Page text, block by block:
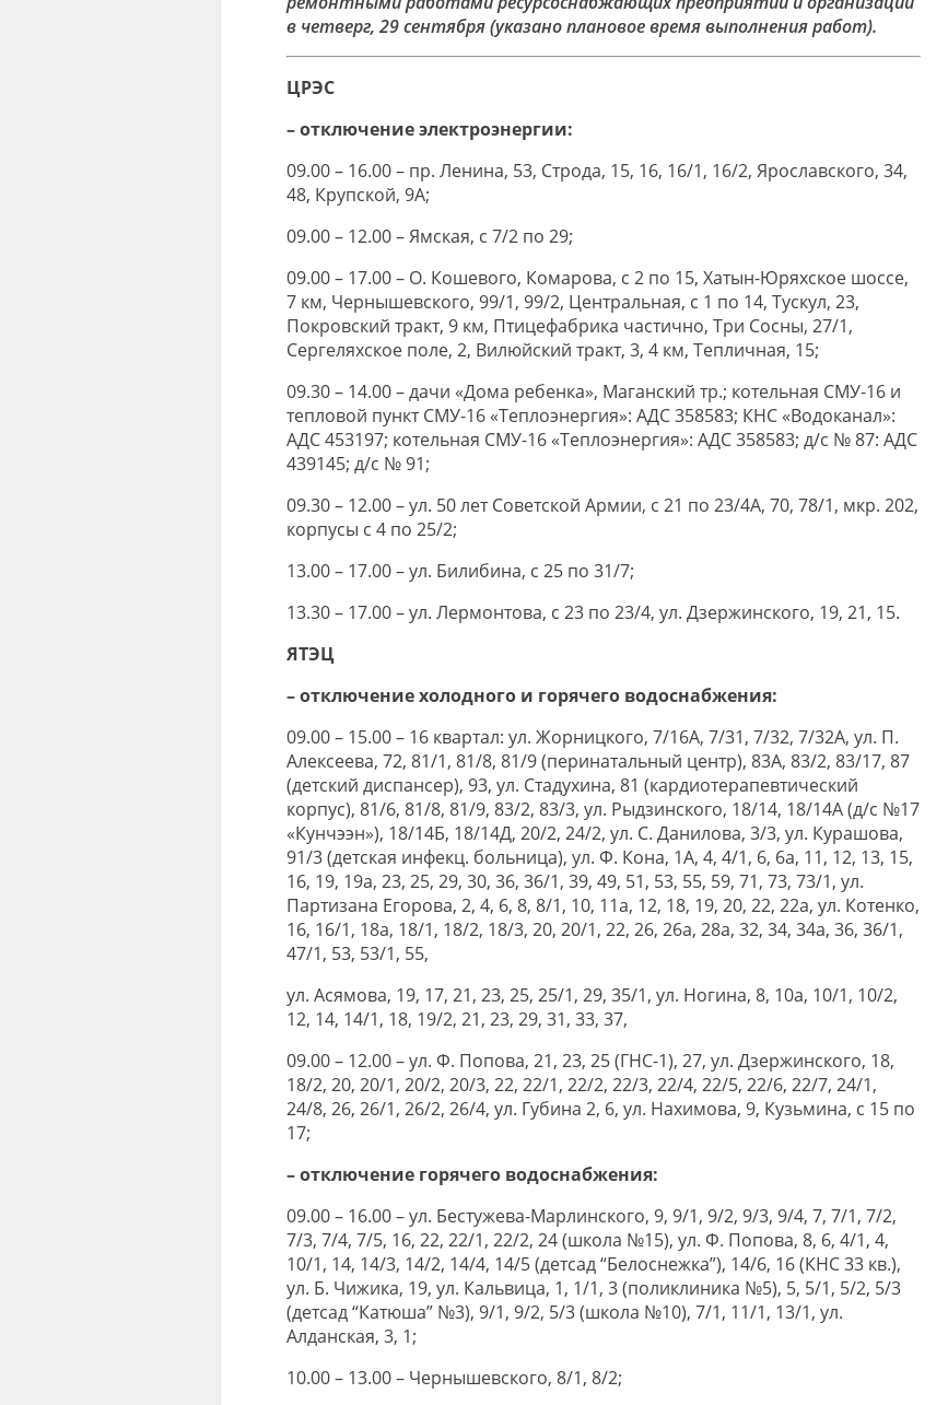
в четверг, 29 сентября (указано плановое время выполнения работ).
ЦРЭС
– отключение электроэнергии:
09.00 – 16.00 – пр. Ленина, 53, Строда, 15, 16, 16/1, 16/2, Ярославского, 34,
48, Крупской, 9А;
09.00 – 12.00 – Ямская, с 7/2 по 29;
09.00 – 17.00 – О. Кошевого, Комарова, с 2 по 15, Хатын-Юряхское шоссе,
7 км, Чернышевского, 99/1, 99/2, Центральная, с 1 по 14, Тускул, 23,
Покровский тракт, 9 км, Птицефабрика частично, Три Сосны, 27/1,
Сергеляхское поле, 2, Вилюйский тракт, 3, 4 км, Тепличная, 15;
09.30 – 14.00 – дачи «Дома ребенка», Маганский тр.; котельная СМУ-16 и
тепловой пункт СМУ-16 «Теплоэнергия»: АДС 358583; КНС «Водоканал»:
АДС 453197; котельная СМУ-16 «Теплоэнергия»: АДС 358583; д/с № 87: АДС
439145; д/с № 91;
09.30 – 12.00 – ул. 50 лет Советской Армии, с 21 по 23/4А, 70, 78/1, мкр. 202,
корпусы с 4 по 25/2;
13.00 – 17.00 – ул. Билибина, с 25 по 31/7;
13.30 – 17.00 – ул. Лермонтова, с 23 по 23/4, ул. Дзержинского, 19, 21, 15.
ЯТЭЦ
– отключение холодного и горячего водоснабжения:
09.00 – 15.00 – 16 квартал: ул. Жорницкого, 7/16А, 7/31, 7/32, 7/32А, ул. П.
Алексеева, 72, 81/1, 81/8, 81/9 (перинатальный центр), 83А, 83/2, 83/17, 87
(детский диспансер), 93, ул. Стадухина, 81 (кардиотерапевтический
корпус), 81/6, 81/8, 81/9, 83/2, 83/3, ул. Рыдзинского, 18/14, 18/14А (д/с №17
«Кунчээн»), 18/14Б, 18/14Д, 20/2, 24/2, ул. С. Данилова, 3/3, ул. Курашова,
91/3 (детская инфекц. больница), ул. Ф. Кона, 1А, 4, 4/1, 6, 6а, 11, 12, 13, 15,
16, 19, 19а, 23, 25, 29, 30, 36, 36/1, 39, 49, 51, 53, 55, 59, 71, 73, 73/1, ул.
Партизана Егорова, 2, 4, 6, 8, 8/1, 10, 11а, 12, 18, 19, 20, 22, 22а, ул. Котенко,
16, 16/1, 18а, 18/1, 18/2, 18/3, 20, 20/1, 22, 26, 26а, 28а, 32, 34, 34а, 36, 36/1,
47/1, 53, 53/1, 55,
ул. Асямова, 19, 17, 21, 23, 25, 25/1, 29, 35/1, ул. Ногина, 8, 10а, 10/1, 10/2,
12, 14, 14/1, 18, 19/2, 21, 23, 29, 31, 33, 37,
09.00 – 12.00 – ул. Ф. Попова, 21, 23, 25 (ГНС-1), 27, ул. Дзержинского, 18,
18/2, 20, 20/1, 20/2, 20/3, 22, 22/1, 22/2, 22/3, 22/4, 22/5, 22/6, 22/7, 24/1,
24/8, 26, 26/1, 26/2, 26/4, ул. Губина 2, 6, ул. Нахимова, 9, Кузьмина, с 15 по
17;
– отключение горячего водоснабжения:
09.00 – 16.00 – ул. Бестужева-Марлинского, 9, 9/1, 9/2, 9/3, 9/4, 7, 7/1, 7/2,
7/3, 7/4, 7/5, 16, 22, 22/1, 22/2, 24 (школа №15), ул. Ф. Попова, 8, 6, 4/1, 4,
10/1, 14, 14/3, 14/2, 14/4, 14/5 (детсад “Белоснежка”), 14/6, 16 (КНС 33 кв.),
ул. Б. Чижика, 19, ул. Кальвица, 1, 1/1, 3 (поликлиника №5), 5, 5/1, 5/2, 5/3
(детсад “Катюша” №3), 9/1, 9/2, 5/3 (школа №10), 7/1, 11/1, 13/1, ул.
Алданская, 3, 1;
10.00 – 13.00 – Чернышевского, 8/1, 8/2;